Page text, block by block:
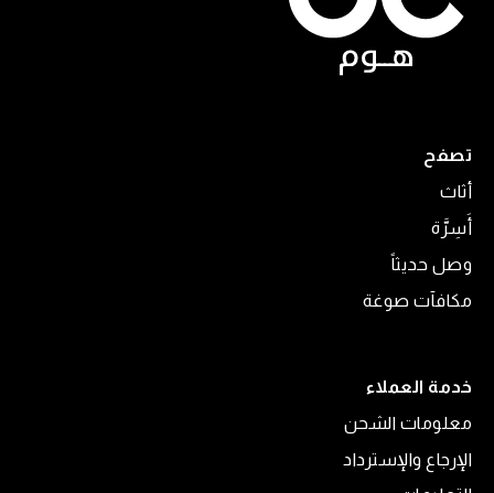
تصفح
أثاث
أَسِرَّة
وصل حديثاً
مكافآت صوغة
خدمة العملاء
معلومات الشحن
الإرجاع والإسترداد